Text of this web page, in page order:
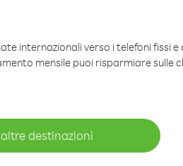
internazionali verso i telefoni fissi e
mensile puoi risparmiare sulle
destinazioni